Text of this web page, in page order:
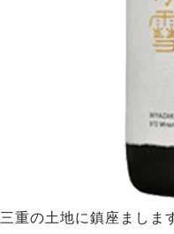
三重の土地に鎮座ましま